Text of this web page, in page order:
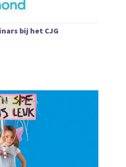
bij het CJG